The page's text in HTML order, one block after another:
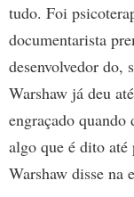
tudo. Foi
documentarista
desenvolvedor do,
Warshaw já deu
engraçado
algo que é dito
Warshaw disse na